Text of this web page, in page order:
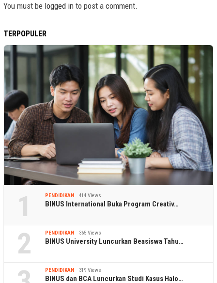
You must be logged in to post a comment.
TERPOPULER
1 PENDIDIKAN 414 Views
BINUS International Buka Program Creativ…
2 PENDIDIKAN 365 Views
BINUS University Luncurkan Beasiswa Tahu…
PENDIDIKAN 319 Views
BINUS dan BCA Luncurkan Studi Kasus Halo…